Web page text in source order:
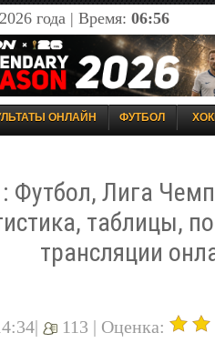
года | Время: 06:56
ОНЛАЙН ФУТБОЛ
Футбол, Лига
таблицы,
трансляции
113 | Оценка: